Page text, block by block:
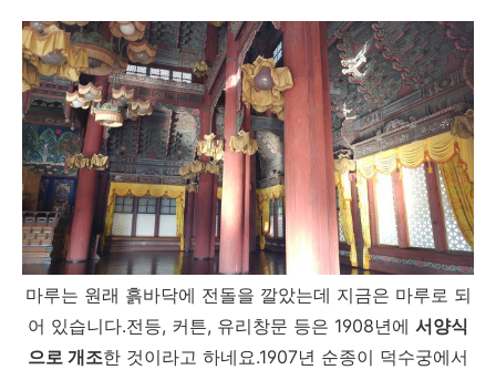
마루는 원래 흙바닥에 전돌을 깔았는데 지금은 마루로 되
어 있습니다.전등, 커튼, 유리창문 등은 1908년에 서양식
으로 개조한 것이라고 하네요.1907년 순종이 덕수궁에서